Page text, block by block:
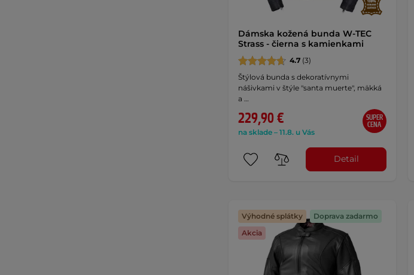
Dámska kožená bunda W-TEC
Strass - čierna s kamienkami
4.7 (3)
Štýlová bunda s dekoratívnymi
nášivkami v štýle "santa muerte", mäkká
a …
229,90 €
na sklade – 11.8. u Vás
SUPER
CENA
Detail
Výhodné splátky
Doprava zadarmo
Akcia